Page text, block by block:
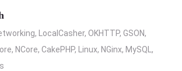
LocalCasher, OKHTTP, GSON,
NCore, CakePHP, Linux, NGinx, MySQL,